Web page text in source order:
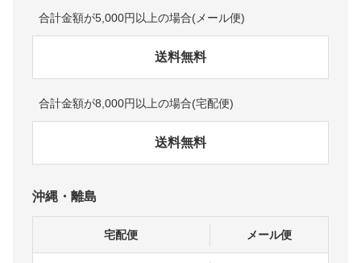
合計金額が5,000円以上の場合(メール便)
送料無料
合計金額が8,000円以上の場合(宅配便)
送料無料
沖縄・離島
宅配便 メール便